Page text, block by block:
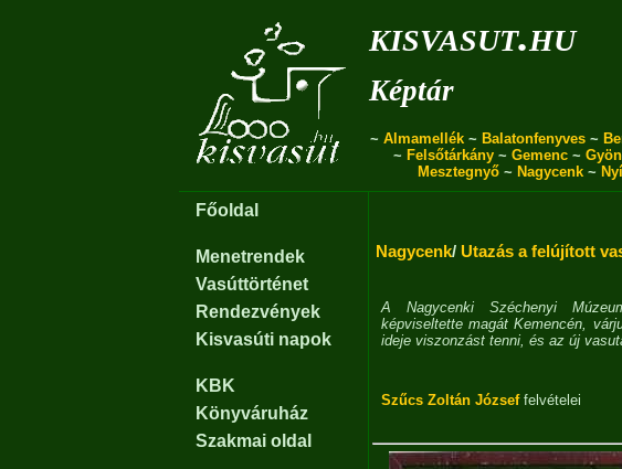
kisvasut.hu
Képtár
~ Almamellék~ Balatonfenyves~
~ Felsőtárkány ~ Gemenc ~
Mesztegnyő~ Nagycenk~
Főoldal
Menetrendek
Vasúttörténet
Rendezvények
Kisvasúti napok
KBK
Könyváruház
Szakmai oldal
Nagycenk/ Utazás a felújított
A Nagycenki Széchenyi
képviseltette magát Kemencén,
ideje viszonzást tenni, és az új
Szűcs Zoltán Józseffelvételei